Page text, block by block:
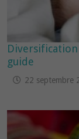
guide
22 septembre